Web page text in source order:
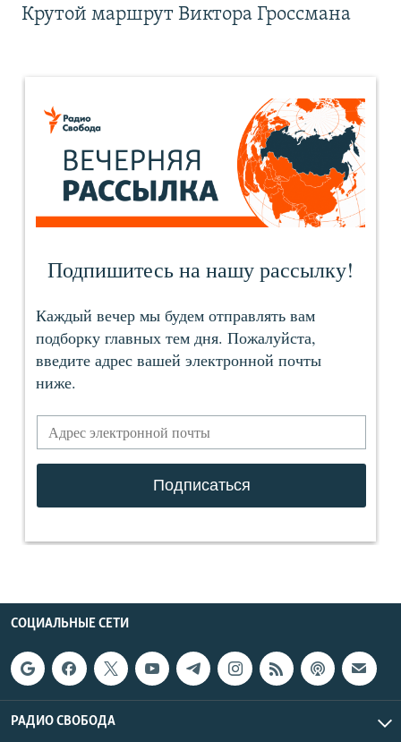
Крутой маршрут Виктора Гроссмана
СОЦИАЛЬНЫЕ СЕТИ
РАДИО СВОБОДА